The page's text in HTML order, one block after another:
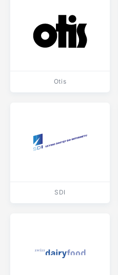
Otis
SDI